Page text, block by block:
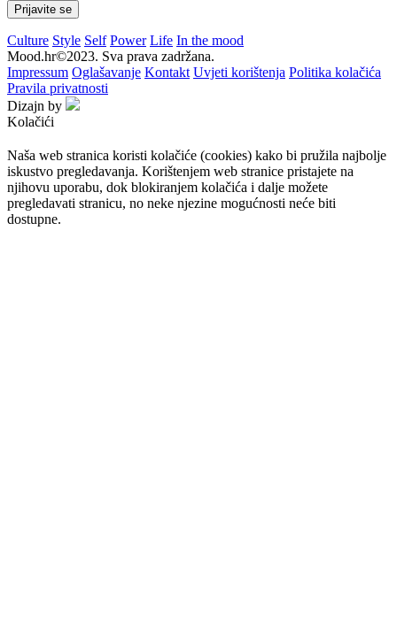
Culture Style Self Power Life In the mood
Mood.hr©2023. Sva prava zadržana.
Impressum Oglašavanje Kontakt Uvjeti korištenja Politika kolačića
Pravila privatnosti
Dizajn by
Kolačići
Naša web stranica koristi kolačiće (cookies) kako bi pružila najbolje
iskustvo pregledavanja. Korištenjem web stranice pristajete na
njihovu uporabu, dok blokiranjem kolačića i dalje možete
pregledavati stranicu, no neke njezine mogućnosti neće biti
dostupne.